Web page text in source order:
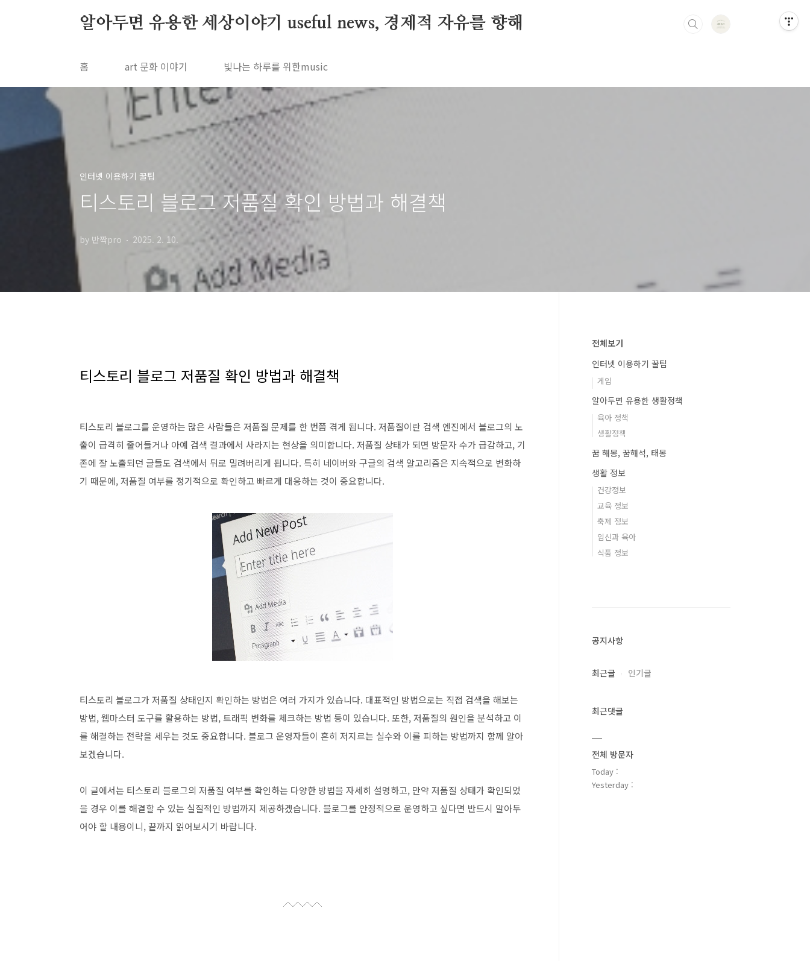
알아두면 유용한 세상이야기 useful news, 경제적 자유를 향해
홈 art 문화 이야기 빛나는 하루를 위한music
인터넷 이용하기 꿀팁
티스토리 블로그 저품질 확인 방법과 해결책
by 반짝pro 2025. 2. 10.
티스토리 블로그 저품질 확인 방법과 해결책
티스토리 블로그를 운영하는 많은 사람들은 저품질 문제를 한 번쯤 겪게 됩니다. 저품질이란 검색 엔진에서 블로그의 노
출이 급격히 줄어들거나 아예 검색 결과에서 사라지는 현상을 의미합니다. 저품질 상태가 되면 방문자 수가 급감하고, 기
존에 잘 노출되던 글들도 검색에서 뒤로 밀려버리게 됩니다. 특히 네이버와 구글의 검색 알고리즘은 지속적으로 변화하
기 때문에, 저품질 여부를 정기적으로 확인하고 빠르게 대응하는 것이 중요합니다.
티스토리 블로그가 저품질 상태인지 확인하는 방법은 여러 가지가 있습니다. 대표적인 방법으로는 직접 검색을 해보는
방법, 웹마스터 도구를 활용하는 방법, 트래픽 변화를 체크하는 방법 등이 있습니다. 또한, 저품질의 원인을 분석하고 이
를 해결하는 전략을 세우는 것도 중요합니다. 블로그 운영자들이 흔히 저지르는 실수와 이를 피하는 방법까지 함께 알아
보겠습니다.
이 글에서는 티스토리 블로그의 저품질 여부를 확인하는 다양한 방법을 자세히 설명하고, 만약 저품질 상태가 확인되었
을 경우 이를 해결할 수 있는 실질적인 방법까지 제공하겠습니다. 블로그를 안정적으로 운영하고 싶다면 반드시 알아두
어야 할 내용이니, 끝까지 읽어보시기 바랍니다.
전체보기
인터넷 이용하기 꿀팁
게임
알아두면 유용한 생활정책
육아 정책
생활정책
꿈 해몽, 꿈해석, 태몽
생활 정보
건강정보
교육 정보
축제 정보
임신과 육아
식품 정보
공지사항
최근글 인기글
최근댓글
전체 방문자
Today :
Yesterday :